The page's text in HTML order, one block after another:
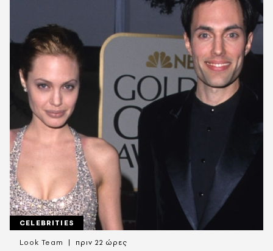
CELEBRITIES
Look Team πριν 22 ώρες